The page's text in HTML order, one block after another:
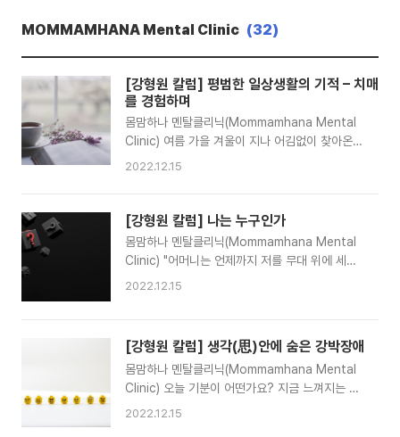
MOMMAMHANA Mental Clinic (32)
[강형원 칼럼] 평범한 일상생활의 기적 – 치매
를 경험하며
몸맘하나 멘탈클리닉(Mommamhana Mental
Clinic) 여름 가을 겨울이 지나 어김없이 찾아온
봄을 반갑게 맞이하고 있다. 계절은 우리의 꿈과
고 꽂을 보기위해 분주히 몸을 움직인다. 우리의
일상은 변화하는 계절과 함께 연습을 거듭하며 풍
성해지고 추억이라는 선물을 얻게 된다. 자연은 위
대하고 우리는 그 위대함에 깃들어 살아가고 있다.
일상이라는 지극히 평범한 시간들을 통해서 말이
께 밥을 먹고 출근해서 일하고 혹은 집안일을 하며
낯을 보내고 해가지면 다시 집으로 돌아와 가족들
을 만나고 저녁을 보..
2022.12.15
[강형원 칼럼] 나는 누구인가
몸맘하나 멘탈클리닉(Mommamhana Mental
Clinic) "어머니는 언제까지 저를 무대 위에 세우
실 겁니까? 그만큼 분칠하고 포장해서 박수 받으
근 오십 평생을 살아왔잖아요” …… “내가 누구인
지 모르겠다고요!”... 위 대사는 요즘 최고의 시청
률을 기록하는 JTBC 금토드리마 에서 정준호(강
준상역)의 눈물 섞인 절규들이다. 남들이 말하는
최고의 가문과 학력과 직업을 소유한 사람에게도
2022.12.15
[강형원 칼럼] 생각(思)안에 숨은 강박장애
몸맘하나 멘탈클리닉(Mommamhana Mental
Clinic) 오늘 기분이 어떤가요? 지금 느껴지는 감
정은 무엇입니까? 이 감정은 측정가능 할까요? 이
2022.12.15